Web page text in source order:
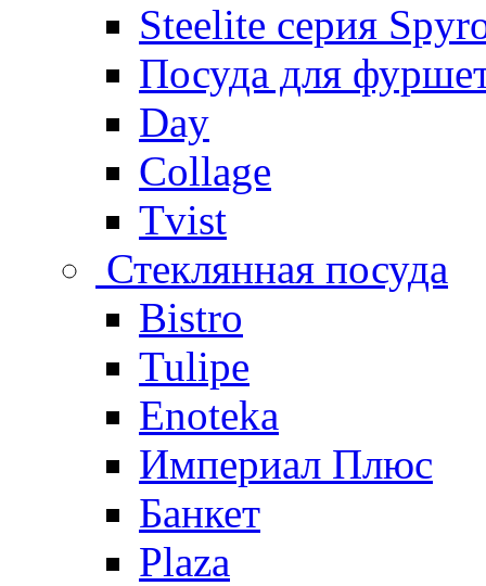
Steelite серия
Посуда для
Day
Collage
Tvist
Стеклянная посуда
Bistro
Tulipe
Enoteka
Империал Плюс
Банкет
Plaza